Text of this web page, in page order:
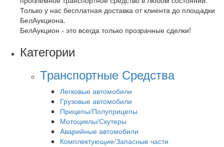
Только у нас бесплатная доставка от клиента до площадки
БелАукциона.
БелАукцион - это всегда только прозрачные сделки!
Категории
Транспортные Средства
Легковые автомобили
Грузовые автомобили
Прицепы/Полуприцепы
Мотоциклы/Скутеры
Аварийные автомобили
Комплектующие/Запасные части